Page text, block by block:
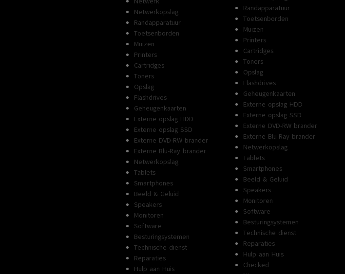
Netwerkopslag
Randapparatuur
Toetsenborden
Muizen
Printers
Cartridges
Toners
Opslag
Flashdrives
Geheugenkaarten
Externe opslag HDD
Externe opslag SSD
Externe DVD-RW brander
Externe Blu-Ray brander
Netwerkopslag
Tablets
Smartphones
Beeld & Geluid
Speakers
Monitoren
Software
Besturingsystemen
Technische dienst
Reparaties
Hulp aan Huis
Randapparatuur
Toetsenborden
Muizen
Printers
Cartridges
Toners
Opslag
Flashdrives
Geheugenkaarten
Externe opslag HDD
Externe opslag SSD
Externe DVD-RW brander
Externe Blu-Ray brander
Netwerkopslag
Tablets
Smartphones
Beeld & Geluid
Speakers
Monitoren
Software
Besturingsystemen
Technische dienst
Reparaties
Hulp aan Huis
Checked